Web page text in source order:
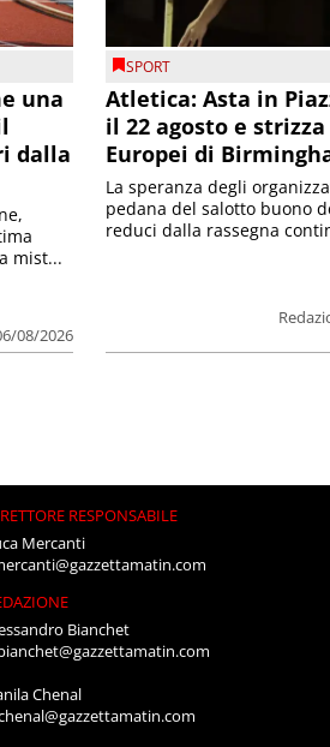
una
dalla
08/2026
mist...
SPORT
Atletica: Asta in
il 22 agosto e strizza
Europei di
La speranza degli
pedana del salotto buono
reduci dalla rassegna
RESPONSABILE
Mercanti
Bianchet
Chenal